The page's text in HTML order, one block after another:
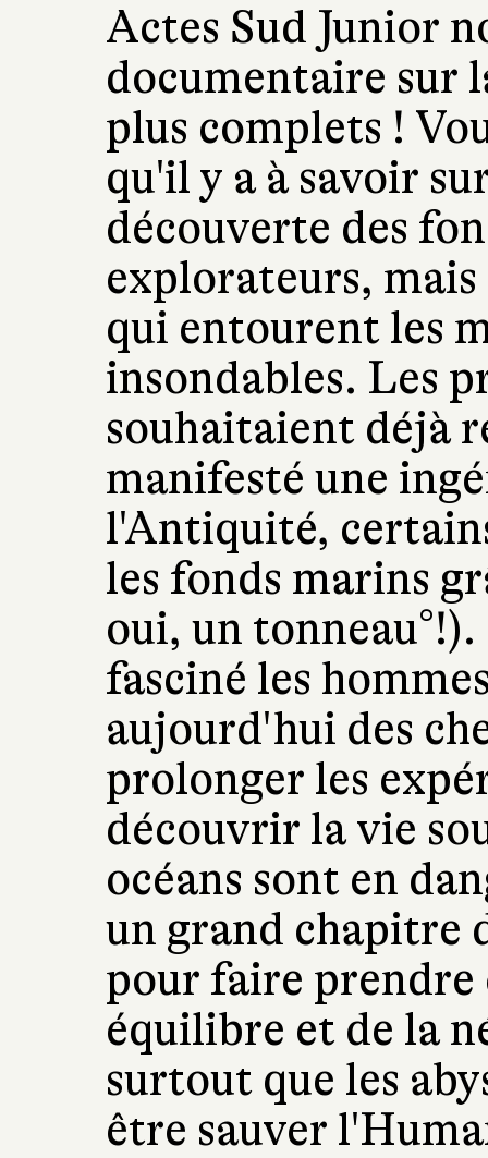
Actes Sud Junior
documentaire sur
plus complets !
qu'il y a à savoir
découverte des
explorateurs,
qui entourent les
insondables. Les
souhaitaient déjà
manifesté une
l'Antiquité,
les fonds marins
oui, un
fasciné les
aujourd'hui des
prolonger les
découvrir la vie
océans sont en
un grand chapitre
pour faire prendre
équilibre et de la
surtout que les
être sauver